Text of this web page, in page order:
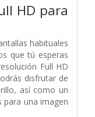
HD para
habituales
que tú esperas
Full HD
disfrutar de
así como un
para una imagen